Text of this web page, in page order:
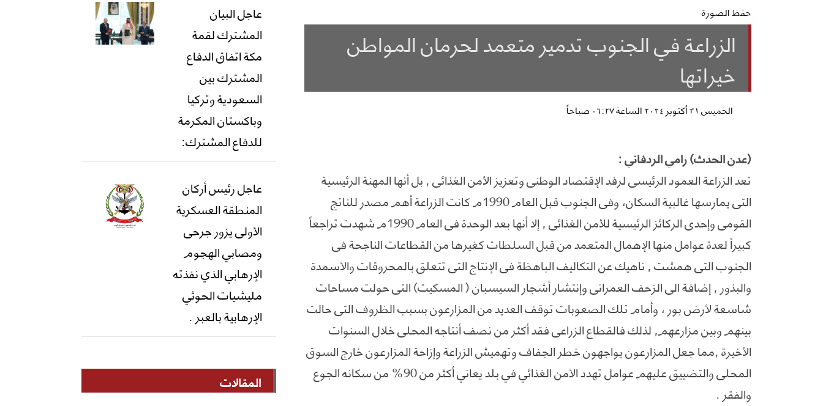
حفظ الصورة
الزراعة في الجنوب تدمير متعمد لحرمان المواطن
خيراتها
الخميس ٣١ أكتوبر ٢٠٢٤ الساعة ٠٦:٢٧ صباحاً
(عدن الحدث) رامي الردفاني :
تعد الزراعة العمود الرئيسي لرفد الإقتصاد الوطني وتعزيز الأمن الغذائي , بل أنها المهنة الرئيسية
التي يمارسها غالبية السكان، وفي الجنوب قبل العام 1990م كانت الزراعة أهم مصدر للناتج
القومي وإحدى الركائز الرئيسية للأمن الغذائي , إلا أنها بعد الوحدة في العام 1990م شهدت تراجعاً
كبيراً لعدة عوامل منها الإهمال المتعمد من قبل السلطات كغيرها من القطاعات الناجحة في
الجنوب التي همشت , ناهيك عن التكاليف الباهظة في الإنتاج التي تتعلق بالمحروقات والأسمدة
والبذور , إضافة الى الزحف العمراني وإنتشار أشجار السيسبان ( المسكيت) التي حولت مساحات
شاسعة لأرض بور ، وأمام تلك الصعوبات توقف العديد من المزارعون بسبب الظروف التي حالت
بينهم وبين مزارعهم, لذلك فالقطاع الزراعي فقد أكثر من نصف أنتاجه المحلي خلال السنوات
الأخيرة ,مما جعل المزارعون يواجهون خطر الجفاف وتهميش الزراعة وإزاحة المزارعون خارج السوق
المحلي والتضييق عليهم عوامل تهدد الأمن الغذائي في بلد يعاني أكثر من 90% من سكانه الجوع
والفقر .
عاجل البيان
المشترك لقمة
مكة اتفاق الدفاع
المشترك بين
السعودية وتركيا
وباكستان المكرمة
للدفاع المشترك:
عاجل رئيس أركان
المنطقة العسكرية
الأولى يزور جرحى
ومصابي الهجوم
الإرهابي الذي نفذته
مليشيات الحوثي
الإرهابية بالعبر .
المقالات